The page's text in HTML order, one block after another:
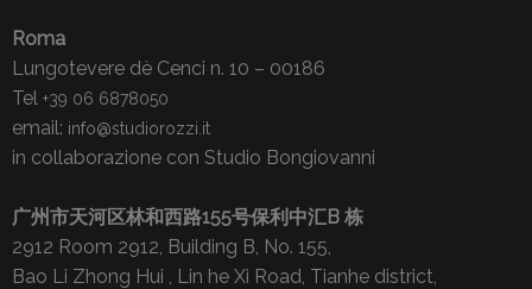
Roma
Lungotevere dè Cenci n. 10 – 00186
Tel +39 06 6878050
email: info@studiorozzi.it
in collaborazione con Studio Bongiovanni
广州市天河区林和西路155号保利中汇B 栋
2912 Room 2912, Building B, No. 155,
Bao Li Zhong Hui , Lin he Xi Road, Tianhe district,